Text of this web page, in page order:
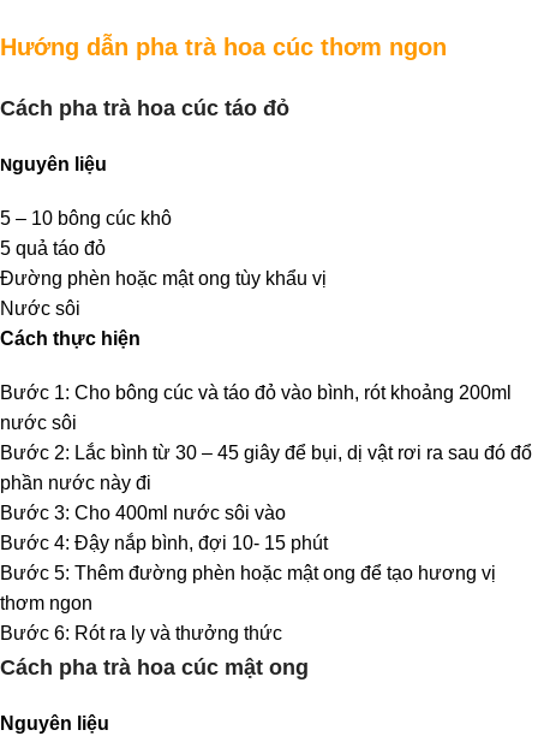
Hướng dẫn pha trà hoa cúc thơm ngon
Cách pha trà hoa cúc táo đỏ
Nguyên liệu
5 – 10 bông cúc khô
5 quả táo đỏ
Đường phèn hoặc mật ong tùy khẩu vị
Nước sôi
Cách thực hiện
Bước 1: Cho bông cúc và táo đỏ vào bình, rót khoảng 200ml
nước sôi
Bước 2: Lắc bình từ 30 – 45 giây để bụi, dị vật rơi ra sau đó đổ
phần nước này đi
Bước 3: Cho 400ml nước sôi vào
Bước 4: Đậy nắp bình, đợi 10- 15 phút
Bước 5: Thêm đường phèn hoặc mật ong để tạo hương vị
thơm ngon
Bước 6: Rót ra ly và thưởng thức
Cách pha trà hoa cúc mật ong
Nguyên liệu